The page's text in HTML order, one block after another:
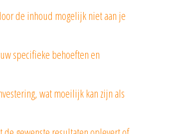
de inhoud mogelijk niet aan je
specifieke behoeften en
wat moeilijk kan zijn als